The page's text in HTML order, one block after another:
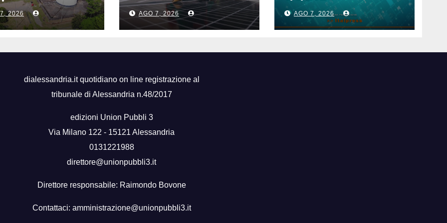
consecutivo
2026
a giugno ma il
trimestre resta
positivo
AGO 7, 2026 AGO 7, 2026
dialessandria.it quotidiano on line registrazione al
tribunale di Alessandria n.48/2017
edizioni Union Pubbli 3
Via Milano 122 - 15121 Alessandria
0131221988
direttore@unionpubbli3.it
Direttore responsabile: Raimondo Bovone
Contattaci: amministrazione@unionpubbli3.it